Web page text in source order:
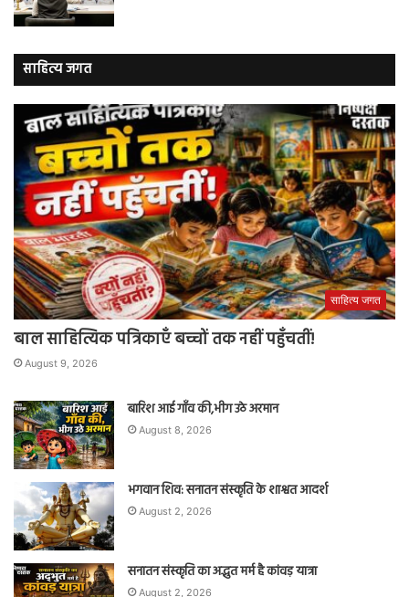
साहित्य जगत
साहित्य जगत
बाल साहित्यिक पत्रिकाएँ बच्चों तक नहीं पहुँचतीं!
August 9, 2026
बारिश आई गाँव की,भीग उठे अरमान
August 8, 2026
भगवान शिव: सनातन संस्कृति के शाश्वत आदर्श
August 2, 2026
सनातन संस्कृति का अद्भुत मर्म है कांवड़ यात्रा
August 2, 2026